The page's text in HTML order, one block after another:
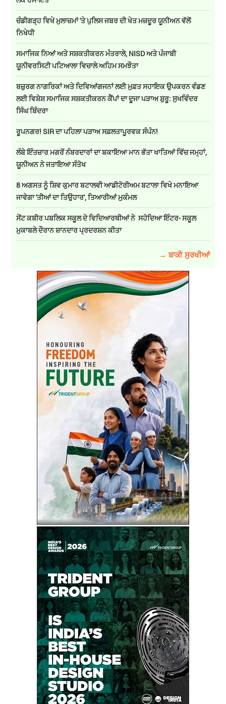
ਚੰਡੀਗੜ੍ਹ ਵਿਖੇ ਮੁਲਾਜ਼ਮਾਂ 'ਤੇ ਪੁਲਿਸ ਜਬਰ ਦੀ ਖੇਤ ਮਜ਼ਦੂਰ ਯੂਨੀਅਨ ਵੱਲੋਂ
ਨਿਖੇਧੀ
ਸਮਾਜਿਕ ਨਿਆਂ ਅਤੇ ਸਸ਼ਕਤੀਕਰਨ ਮੰਤਰਾਲੇ, NISD ਅਤੇ ਪੰਜਾਬੀ
ਯੂਨੀਵਰਸਿਟੀ ਪਟਿਆਲਾ ਵਿਚਾਲੇ ਅਹਿਮ ਸਮਝੌਤਾ
ਬਜ਼ੁਰਗ ਨਾਗਰਿਕਾਂ ਅਤੇ ਦਿਵਿਆਂਗਜਨਾਂ ਲਈ ਮੁਫ਼ਤ ਸਹਾਇਕ ਉਪਕਰਨ ਵੰਡਣ
ਲਈ ਵਿਸ਼ੇਸ਼ ਸਮਾਜਿਕ ਸਸ਼ਕਤੀਕਰਨ ਕੈਂਪਾਂ ਦਾ ਦੂਜਾ ਪੜਾਅ ਸ਼ੁਰੂ: ਸੁਖਵਿੰਦਰ
ਸਿੰਘ ਬਿੰਦਰਾ
ਰੂਪਨਗਰ! SIR ਦਾ ਪਹਿਲਾ ਪੜਾਅ ਸਫ਼ਲਤਾਪੂਰਵਕ ਸੰਪੰਨ!
ਲੰਬੇ ਇੰਤਜ਼ਾਰ ਮਗਰੋਂ ਨੰਬਰਦਾਰਾਂ ਦਾ ਬਕਾਇਆ ਮਾਨ ਭੱਤਾ ਖਾਤਿਆਂ ਵਿੱਚ ਜਮ੍ਹਾਂ,
ਯੂਨੀਅਨ ਨੇ ਜਤਾਇਆ ਸੰਤੋਖ
8 ਅਗਸਤ ਨੂੰ ਸ਼ਿਵ ਕੁਮਾਰ ਬਟਾਲਵੀ ਆਡੀਟੋਰੀਅਮ ਬਟਾਲਾ ਵਿਖੇ ਮਨਾਇਆ
ਜਾਵੇਗਾ 'ਤੀਆਂ ਦਾ ਤਿਉਹਾਰ', ਤਿਆਰੀਆਂ ਮੁਕੰਮਲ
ਸੇਂਟ ਕਬੀਰ ਪਬਲਿਕ ਸਕੂਲ ਦੇ ਵਿਦਿਆਰਥੀਆਂ ਨੇ ਸਹੋਦਿਆ ਇੰਟਰ- ਸਕੂਲ
ਮੁਕਾਬਲੇ ਦੌਰਾਨ ਸ਼ਾਨਦਾਰ ਪ੍ਰਦਰਸ਼ਨ ਕੀਤਾ
→ ਬਾਕੀ ਸੁਰਖੀਆਂ